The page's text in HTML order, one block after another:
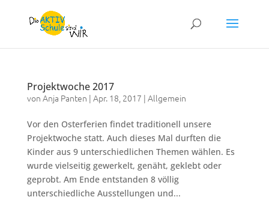
Projektwoche 2017
von Anja Panten | Apr. 18, 2017 | Allgemein
Vor den Osterferien findet traditionell unsere
Projektwoche statt. Auch dieses Mal durften die
Kinder aus 9 unterschiedlichen Themen wählen. Es
wurde vielseitig gewerkelt, genäht, geklebt oder
geprobt. Am Ende entstanden 8 völlig
unterschiedliche Ausstellungen und...